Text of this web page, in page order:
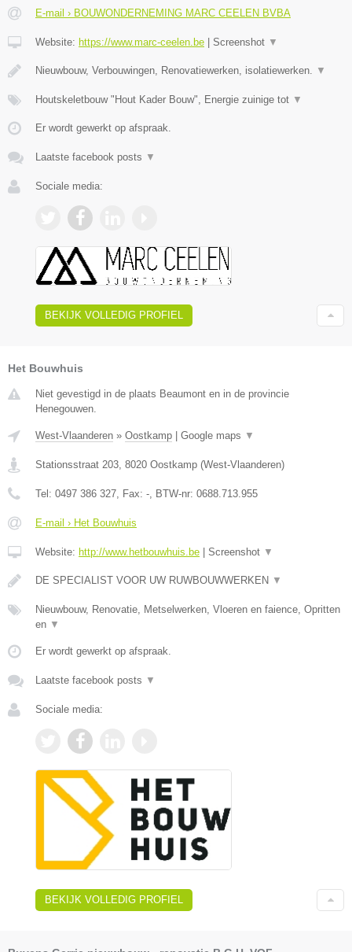
E-mail › BOUWONDERNEMING MARC CEELEN BVBA
Website: https://www.marc-ceelen.be Screenshot ▼
Nieuwbouw, Verbouwingen, Renovatiewerken, isolatiewerken. ▼
Houtskeletbouw "Hout Kader Bouw", Energie zuinige tot ▼
Er wordt gewerkt op afspraak.
Laatste facebook posts ▼
Sociale media:
BEKIJK VOLLEDIG PROFIEL
Het Bouwhuis
Niet gevestigd in de plaats Beaumont en in de provincie
Henegouwen.
West-Vlaanderen » Oostkamp | Google maps ▼
Stationsstraat 203 8020 Oostkamp (West-Vlaanderen)
Tel: 0497 386 327 , Fax: - , BTW-nr: 0688.713.955
E-mail › Het Bouwhuis
Website: http://www.hetbouwhuis.be | Screenshot ▼
DE SPECIALIST VOOR UW RUWBOUWWERKEN ▼
Nieuwbouw, Renovatie, Metselwerken, Vloeren en faience, Opritten
en ▼
Er wordt gewerkt op afspraak.
Laatste facebook posts ▼
Sociale media:
BEKIJK VOLLEDIG PROFIEL